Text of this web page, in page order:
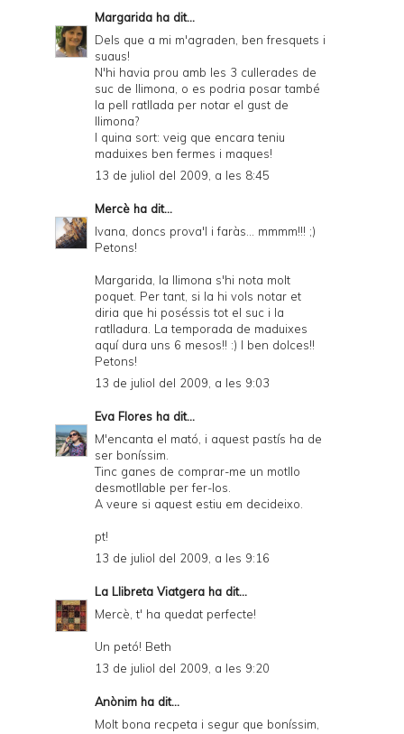
y
a
n
Margarida ha dit...
Dels que a mi m'agraden, ben fresquets i
suaus!
N'hi havia prou amb les 3 cullerades de
suc de llimona, o es podria posar també
la pell ratllada per notar el gust de
llimona?
I quina sort: veig que encara teniu
maduixes ben fermes i maques!
13 de juliol del 2009, a les 8:45
Mercè ha dit...
Ivana, doncs prova'l i faràs... mmmm!!! ;)
Petons!
Margarida, la llimona s'hi nota molt
poquet. Per tant, si la hi vols notar et
diria que hi poséssis tot el suc i la
ratlladura. La temporada de maduixes
aquí dura uns 6 mesos!! :) I ben dolces!!
Petons!
13 de juliol del 2009, a les 9:03
Eva Flores ha dit...
M'encanta el mató, i aquest pastís ha de
ser boníssim.
Tinc ganes de comprar-me un motllo
desmotllable per fer-los.
A veure si aquest estiu em decideixo.
pt!
13 de juliol del 2009, a les 9:16
La Llibreta Viatgera ha dit...
Mercè, t' ha quedat perfecte!
Un petó! Beth
13 de juliol del 2009, a les 9:20
Anònim ha dit...
Molt bona recpeta i segur que boníssim,